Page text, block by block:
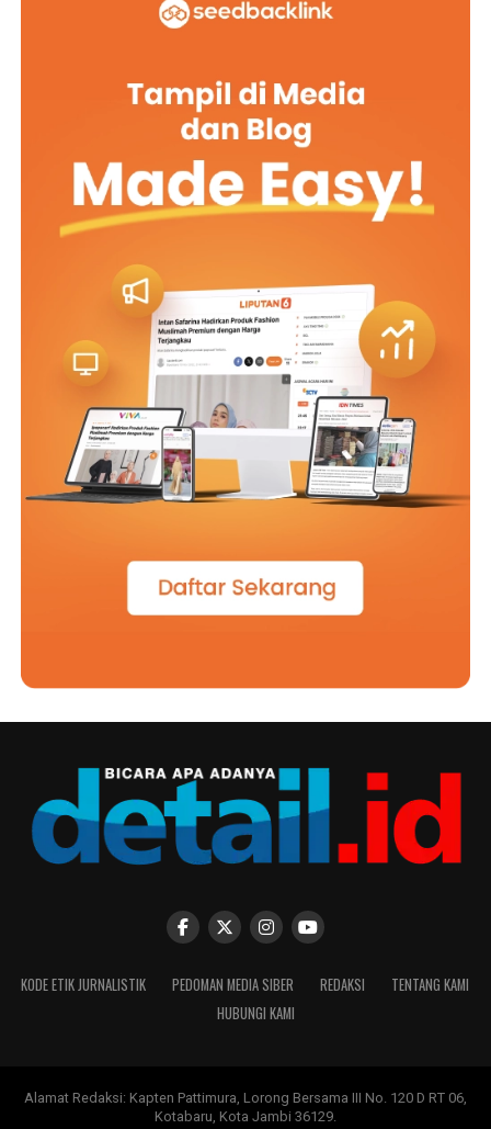
KODE ETIK JURNALISTIK PEDOMAN MEDIA SIBER REDAKSI
TENTANG KAMI
HUBUNGI KAMI
Alamat Redaksi: Kapten Pattimura, Lorong Bersama III No. 120 D RT 06,
Kotabaru, Kota Jambi 36129.